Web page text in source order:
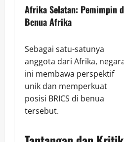
Afrika Selatan: Pemimpin
Benua Afrika
Sebagai satu-satunya
anggota dari Afrika,
ini membawa perspektif
unik dan memperkuat
posisi BRICS di benua
tersebut.